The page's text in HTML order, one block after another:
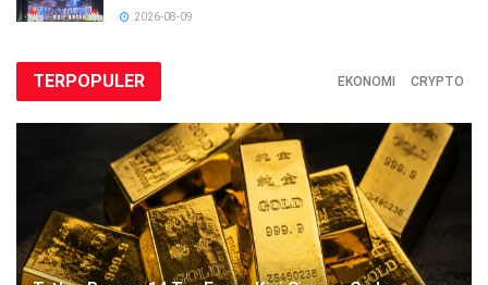
2026-08-09
TERPOPULER EKONOMI CRYPTO